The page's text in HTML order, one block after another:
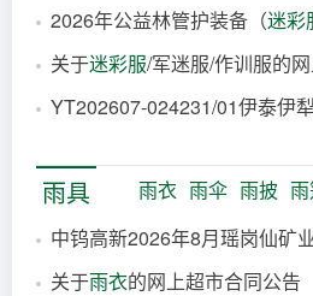
2026年公益林管护装备（迷彩
关于迷彩服/军迷服/作训服的
雨具 雨衣 雨伞 雨披
关于雨衣的网上超市合同公告